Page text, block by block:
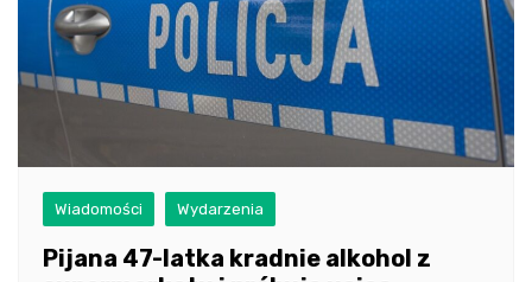
Wiadomości Wydarzenia
Pijana 47-latka kradnie alkohol z